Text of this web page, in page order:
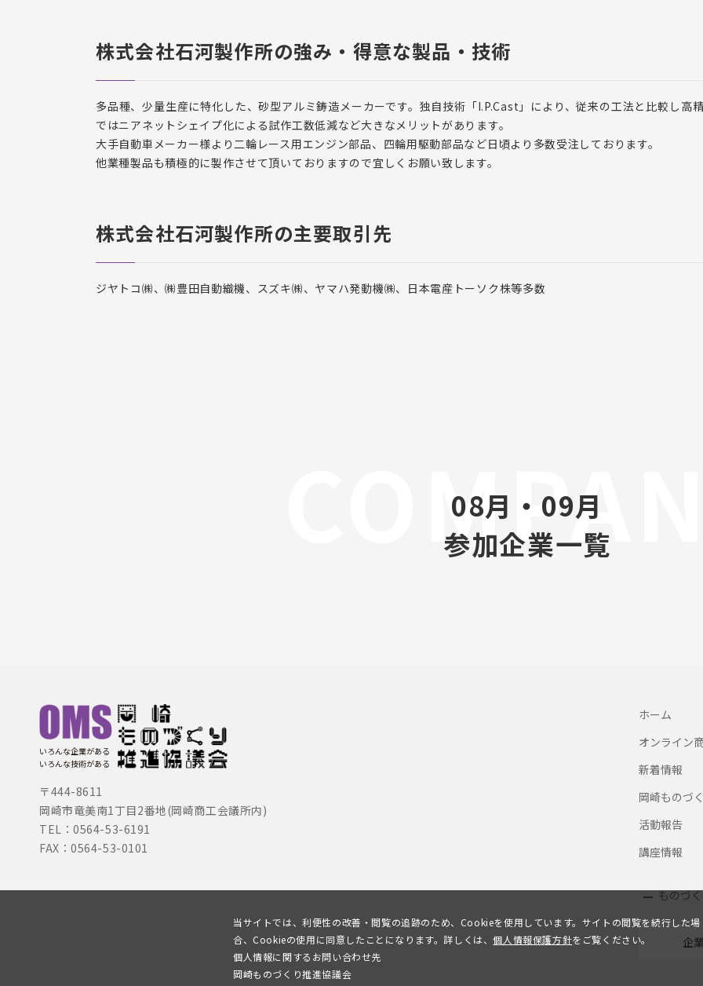
株式会社石河製作所の強み・得意な製品・技術
多品種、少量生産に特化した、砂型アルミ鋳造メーカーです。独自技術「I.P.Cast」により、従来の工法と比較し高
ではニアネットシェイプ化による試作工数低減など大きなメリットがあります。
大手自動車メーカー様より二輪レース用エンジン部品、四輪用駆動部品など日頃より多数受注しております。
他業種製品も積極的に製作させて頂いておりますので宜しくお願い致します。
株式会社石河製作所の主要取引先
ジヤトコ㈱、㈱豊田自動織機、スズキ㈱、ヤマハ発動機㈱、日本電産トーソク株等多数
08月・09月
参加企業一覧
いろんな企業がある
いろんな技術がある
〒444-8611
岡崎市竜美南1丁目2番地(岡崎商工会議所内)
TEL：0564-53-6191
FAX：0564-53-0101
ホーム
オンライン
新着情報
岡崎ものづ
活動報告
講座情報
ものづ
企
当サイトでは、利便性の改善・閲覧の追跡のため、Cookieを使用しています。サイトの閲覧を続行した場
合、Cookieの使用に同意したことになります。詳しくは、個人情報保護方針をご覧ください。
個人情報に関するお問い合わせ先
岡崎ものづくり推進協議会